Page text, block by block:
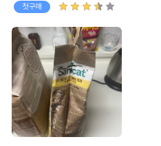
제조자,수입품의 경우
AS책임자와 전화번호
또는 소비자상담 관련
전화번호
유통기한
첫구매